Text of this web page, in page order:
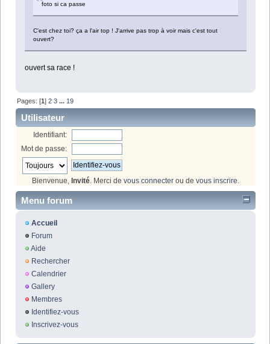
foto si ca passe
C'est chez toi? ça a l'air top ! J'arrive pas trop à voir mais c'est tout
ouvert?
ouvert sa race !
Pages: [1]2 3 ... 19
Utilisateur
Identifiant:
Mot de passe:
Bienvenue, Invité. Merci de vous connecter ou de vous inscrire.
Menu forum
Accueil
Forum
Aide
Rechercher
Calendrier
Gallery
Membres
Identifiez-vous
Inscrivez-vous